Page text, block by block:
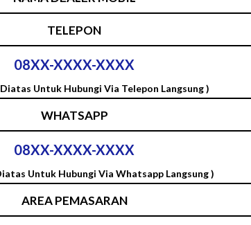
TELEPON
08XX-XXXX-XXXX
Untuk Hubungi Via Telepon Langsung )
WHATSAPP
08XX-XXXX-XXXX
Untuk Hubungi Via Whatsapp Langsung )
AREA PEMASARAN